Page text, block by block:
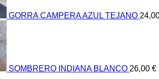
GORRA CAMPERA AZUL TEJANO
SOMBRERO INDIANA BLANCO 26,00 €